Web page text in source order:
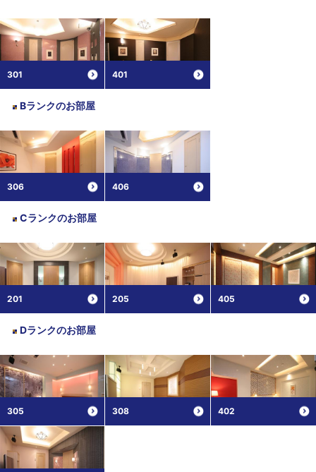
301 401
Bランクのお部屋
306 406
Cランクのお部屋
201 205 405
Dランクのお部屋
305 308 402